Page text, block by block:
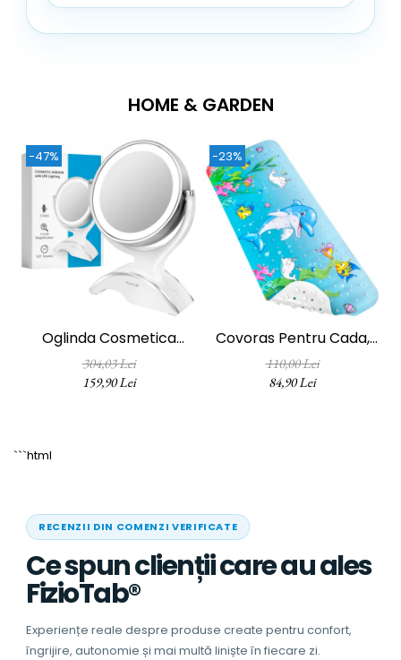
HOME & GARDEN
-47%
Oglinda Cosmetica
FizioTab®, Iluminata Led,
Dimabila, 2 Fete, Marire
304,03 Lei
159,90 Lei
-23%
Covoras Pentru Cada,
Anti-Alunecare,
FizioTab®, 100x40 Cm,
110,00 Lei
84,90 Lei
```html
RECENZII DIN COMENZI VERIFICATE
Ce spun clienții care au ales
FizioTab®
Experiențe reale despre produse create pentru confort,
îngrijire, autonomie și mai multă liniște în fiecare zi.